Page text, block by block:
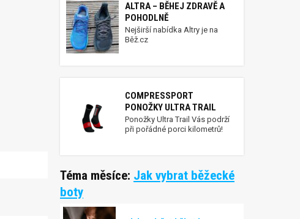
ALTRA – BĚHEJ ZDRAVĚ A
POHODLNĚ
Nejširší nabídka Altry je na
Běž.cz
COMPRESSPORT
PONOŽKY ULTRA TRAIL
Ponožky Ultra Trail Vás podrží
při pořádné porci kilometrů!
Téma měsíce: Jak vybrat běžecké
boty